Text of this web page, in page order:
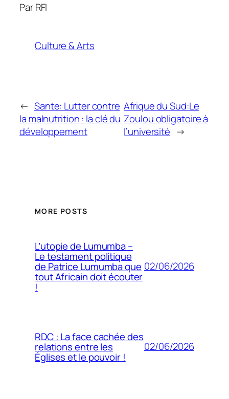
Par RFI
Culture & Arts
← Sante: Lutter contre
la malnutrition : la clé du
développement
Afrique du Sud:Le
Zoulou obligatoire à
l’université →
MORE POSTS
L’utopie de Lumumba –
Le testament politique
de Patrice Lumumba que
tout Africain doit écouter
!
02/06/2026
RDC : La face cachée des
relations entre les
Églises et le pouvoir !
02/06/2026